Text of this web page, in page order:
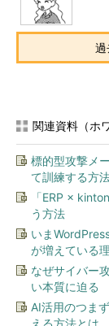
過
関連資料（ホ
標的型攻撃メ
て訓練する方
「ERP ×
う方法
いま
が増えている
なぜサイバー
い本質に迫る
AI活用のつま
える方法とは